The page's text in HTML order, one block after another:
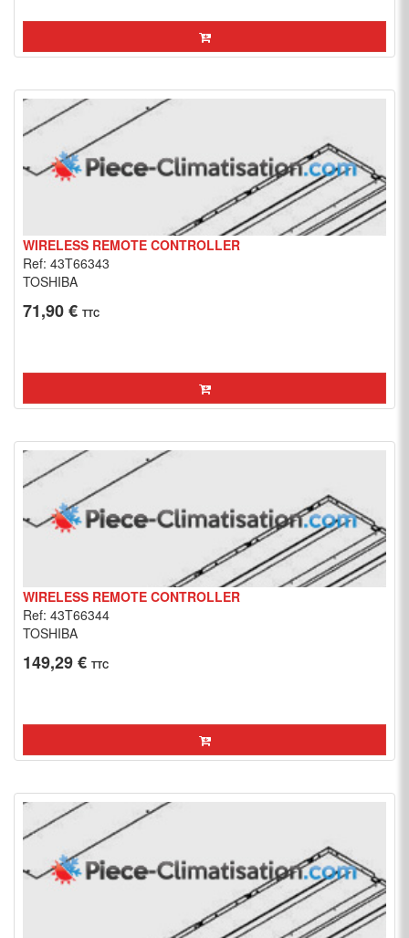
WIRELESS REMOTE CONTROLLER
Ref: 43T66343
TOSHIBA
71,90 € TTC
WIRELESS REMOTE CONTROLLER
Ref: 43T66344
TOSHIBA
149,29 € TTC